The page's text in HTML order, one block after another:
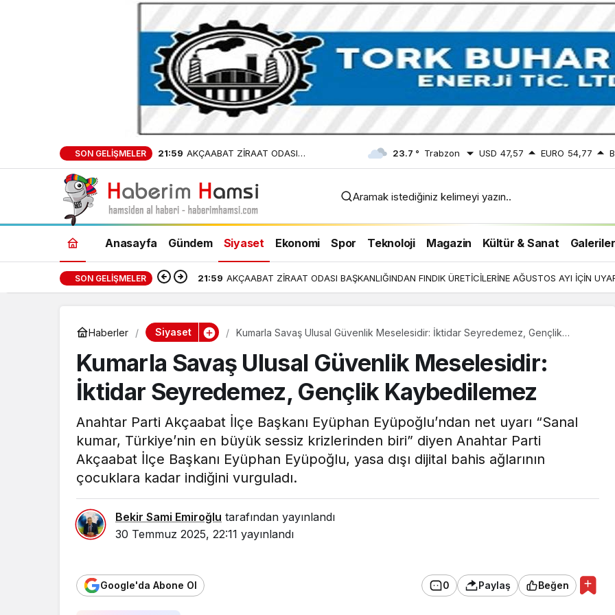
SON GELIŞMELER 21:59 AKÇAABAT ZİRAAT ODASI
BAŞKANLIĞINDAN FINDIK
ÜRETİCİLERİNE AĞUSTOS AYI İÇİN
23.7 ° Trabzon USD 47,57 EURO 54,77
Aramak istediğiniz kelimeyi yazın..
Anasayfa Gündem Siyaset Ekonomi Spor Teknoloji Magazin Kültür & Sanat Galeriler
SON GELIŞMELER 21:59 AKÇAABAT ZİRAAT ODASI BAŞKANLIĞINDAN FINDIK ÜRETİCİLERİNE AĞUSTOS AYI İÇİN
Haberler Siyaset
Kumarla Savaş Ulusal Güvenlik Meselesidir: İktidar Seyredemez, Gençlik
Kumarla Savaş Ulusal Güvenlik Meselesidir:
İktidar Seyredemez, Gençlik Kaybedilemez
Anahtar Parti Akçaabat İlçe Başkanı Eyüphan Eyüpoğlu’ndan net uyarı “Sanal
kumar, Türkiye’nin en büyük sessiz krizlerinden biri” diyen Anahtar Parti
Akçaabat İlçe Başkanı Eyüphan Eyüpoğlu, yasa dışı dijital bahis ağlarının
çocuklara kadar indiğini vurguladı.
Bekir Sami Emiroğlu tarafından yayınlandı
30 Temmuz 2025, 22:11 yayınlandı
Google'da Abone Ol 0 Paylaş Beğen